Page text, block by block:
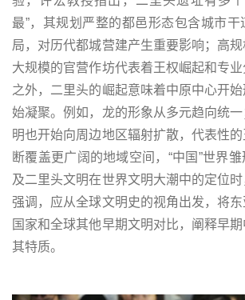
最”，其规划严整的都邑形态包含城市
局，对历代都城营建产生重要影响；高
大规模的官营作坊代表着王权崛起和专
之外，二里头的崛起意味着中原中心开
始凝聚。例如，龙的形象从多元趋向统
明也开始向周边地区辐射扩散，代表性
断覆盖更广阔的地域空间，“中国”世界
及二里头文明在世界文明大潮中的定位
强调，应从全球文明史的视角出发，将
国家和全球其他早期文明对比，阐释早
其特质。